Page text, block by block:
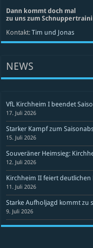
Dann kommt doch mal
zu uns zum
Kontakt:Tim und Jonas
NEWS
VfL Kirchheim I beendet
17. Juli 2026
Starker Kampf zum
15. Juli 2026
Souveräner Heimsieg:
12. Juli 2026
Kirchheim II feiert deutlichen
11. Juli 2026
Starke Aufholjagd kommt zu
9. Juli 2026